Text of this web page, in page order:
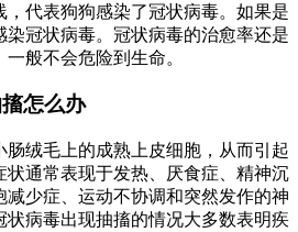
代表狗狗感染了冠状病毒。如果是
冠状病毒。冠状病毒的治愈率还是
般不会危险到生命。
怎么办
肠绒毛上的成熟上皮细胞，从而引起
状通常表现于发热、厌食症、精神沉
少症、运动不协调和突然发作的神
状病毒出现抽搐的情况大多数表明疾